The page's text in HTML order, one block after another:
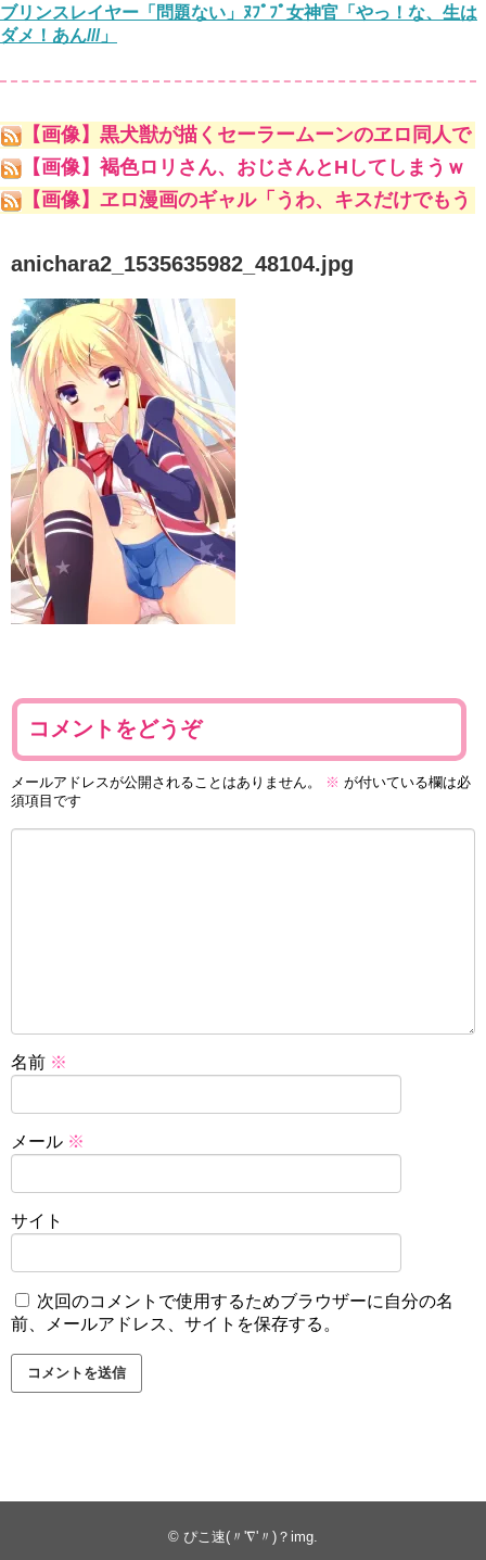
ブリンスレイヤー「問題ない」ﾇﾌﾟﾌﾟ女神官「やっ！な、生は
ダメ！あん///」
【画像】黒犬獣が描くセーラームーンのヱロ同人で
一番抜けるキャラといえばｗｗｗｗｗｗ
【画像】褐色ロリさん、おじさんとHしてしまうｗ
ｗｗｗｗ
【画像】ヱロ漫画のギャル「うわ、キスだけでもう
anichara2_1535635982_48104.jpg
コメントをどうぞ
メールアドレスが公開されることはありません。 ※ が付いている欄は必
須項目です
名前 ※
メール ※
サイト
次回のコメントで使用するためブラウザーに自分の名
前、メールアドレス、サイトを保存する。
© ぴこ速(〃'∇'〃)？img.